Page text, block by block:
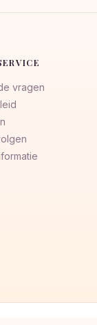
vragen